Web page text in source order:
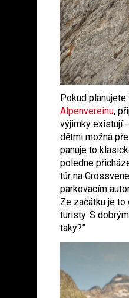
Pokud
Alpenvereinu,
výjimky existují
dětmi možná
panuje to
poledne
túr na
parkovacím
Ze začátku je to
turisty. S
taky?”